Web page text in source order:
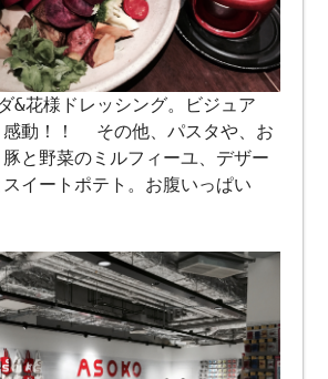
&花様ドレッシング。ビジュア
感動！！ その他、パスタや、お
と野菜のミルフィーユ、デザー
スイートポテト。お腹いっぱい